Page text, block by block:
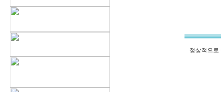
정상적으로